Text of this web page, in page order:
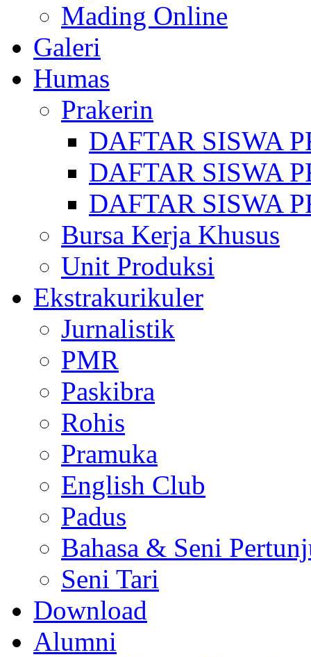
Mading Online
Galeri
Humas
Prakerin
DAFTAR SISWA
DAFTAR SISWA
DAFTAR SISWA
Bursa Kerja Khusus
Unit Produksi
Ekstrakurikuler
Jurnalistik
PMR
Paskibra
Rohis
Pramuka
English Club
Padus
Bahasa & Seni
Seni Tari
Download
Alumni